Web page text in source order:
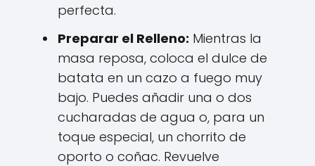
perfecta.
Preparar el Relleno: Mientras la
masa reposa, coloca el dulce de
batata en un cazo a fuego muy
bajo. Puedes añadir una o dos
cucharadas de agua o, para un
toque especial, un chorrito de
oporto o coñac. Revuelve